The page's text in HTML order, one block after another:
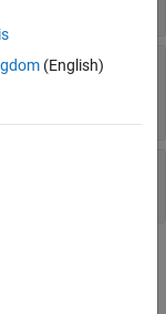
qualifier
(English)